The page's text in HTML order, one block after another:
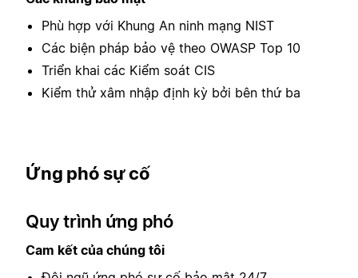
Phù hợp với Khung An ninh mạng NIST
Các biện pháp bảo vệ theo OWASP Top 10
Triển khai các Kiểm soát CIS
Kiểm thử xâm nhập định kỳ bởi bên thứ ba
Ứng phó sự cố
Quy trình ứng phó
Cam kết của chúng tôi